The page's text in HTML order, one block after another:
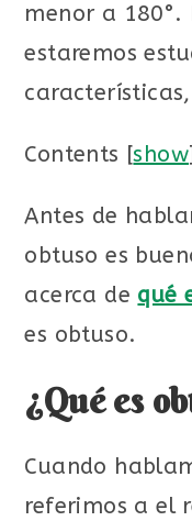
menor a 180°.
estaremos
Contents [show]
Antes de
obtuso es
acerca de qué
es obtuso.
¿Qué es
Cuando
referimos a el